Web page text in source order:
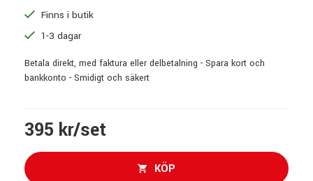
Finns i butik
1-3 dagar
Betala direkt, med faktura eller delbetalning - Spara kort och
bankkonto - Smidigt och säkert
395 kr/set
KÖP